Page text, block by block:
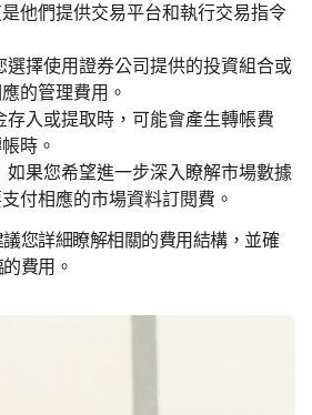
他們提供交易平台和執行交易指令
選擇使用證券公司提供的投資組合或
的管理費用。
存入或提取時，可能會產生轉帳費
時。
如果您希望進一步深入瞭解市場數據
付相應的市場資料訂閱費。
您詳細瞭解相關的費用結構，並確
費用。